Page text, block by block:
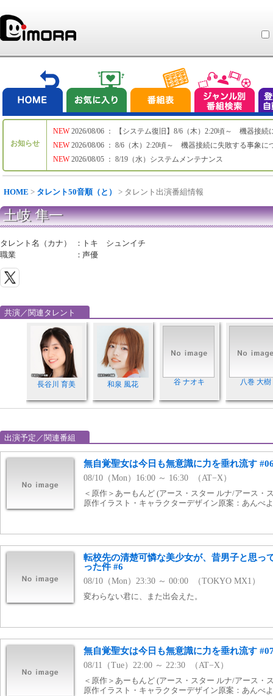
お知らせ
NEW
NEW
NEW
2026/08/06 ： 【システム復旧】8/6（木）2:20頃～ 機器接続
2026/08/06 ： 8/6（木）2:20頃～ 機器接続に失敗する事象に
2026/08/05 ： 8/19（水）システムメンテナンス
HOME > タレント50音順（と） > タレント出演番組情報
土岐 隼一
タレント名（カナ） ： トキ シュンイチ
職業
：声優
共演／関連タレント
長谷川 育美 和泉 風花 谷 ナオキ 八巻 大樹
出演予定／関連番組
無自覚聖女は今日も無意識に力を垂れ流す
08/10（Mon）16:00 ～ 16:30 （AT−X）
＜原作＞あーもんど (アース・スター ルナ/アース・
原作イラスト・キャラクターデザイン原案：あんべ
転校先の清楚可憐な美少女が、昔男子と思っ
った件 #6
08/10（Mon）23:30 ～ 00:00 （TOKYO MX1）
変わらない君に、また出会えた。
無自覚聖女は今日も無意識に力を垂れ流す
08/11（Tue）22:00 ～ 22:30 （AT−X）
＜原作＞あーもんど (アース・スター ルナ/アース・
原作イラスト・キャラクターデザイン原案：あんべ